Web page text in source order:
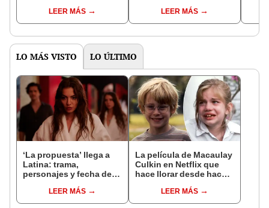
LEER MÁS LEER MÁS
LO MÁS VISTO LO ÚLTIMO
‘La propuesta’ llega a
Latina: trama,
personajes y fecha de
LEER MÁS
La película de Macaulay
Culkin en Netflix que
hace llorar desde hace
LEER MÁS